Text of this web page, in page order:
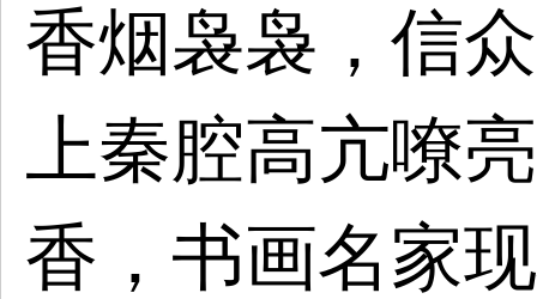
香烟袅袅，信
上秦腔高亢嘹
香，书画名家